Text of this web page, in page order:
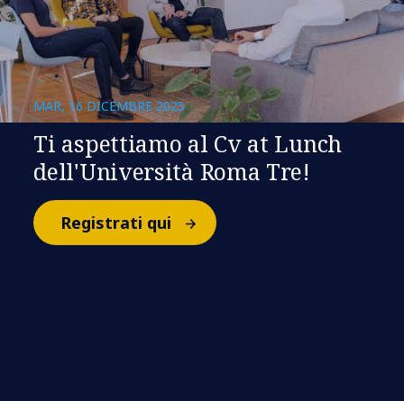
MAR, 16 DICEMBRE 2025
Ti aspettiamo al Cv at Lunch
dell'Università Roma Tre!
Registrati qui